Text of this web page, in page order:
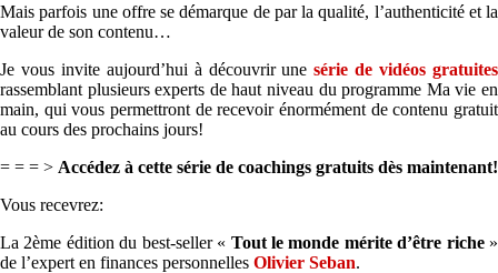
Mais parfois une offre se démarque de par la qualité, l’authenticité et la
valeur de son contenu…
Je vous invite aujourd’hui à découvrir unesérie de vidéos gratuites
rassemblant plusieurs experts de haut niveau du programme Ma vie en
main, qui vous permettront de recevoir énormément de contenu gratuit
au cours des prochains jours!
= = = > Accédez à cette série de coachings gratuits dès maintenant!
Vous recevrez:
La 2ème édition du best-seller « Tout le monde mérite d’être riche»
de l’expert en finances personnelles Olivier Seban.